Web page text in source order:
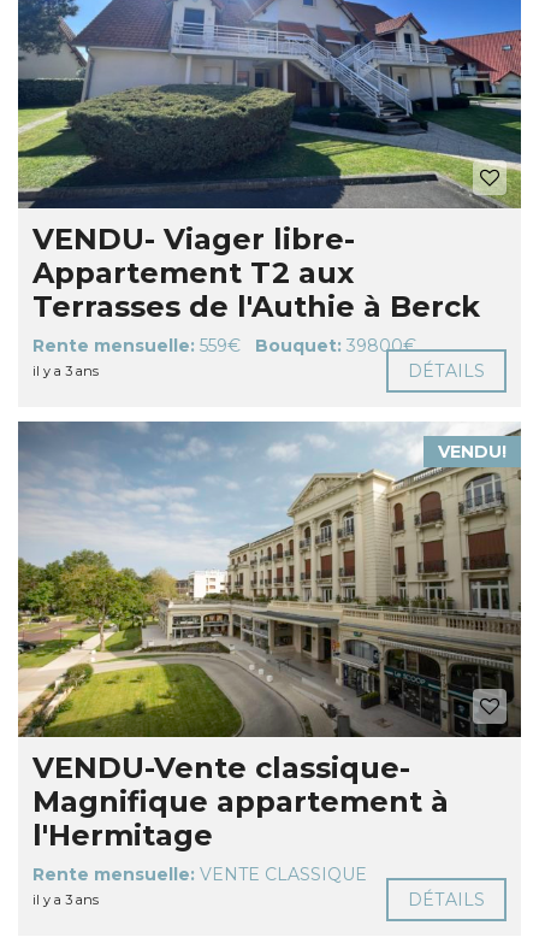
VENDU- Viager libre-
Appartement T2 aux
Terrasses de l'Authie à Berck
Rente mensuelle: 559€ Bouquet: 39800€
il y a 3 ans DÉTAILS
VENDU!
VENDU-Vente classique-
Magnifique appartement à
l'Hermitage
Rente mensuelle: VENTE CLASSIQUE
il y a 3 ans DÉTAILS